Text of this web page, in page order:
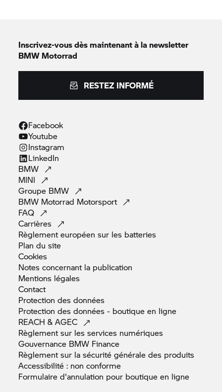
Inscrivez-vous dès maintenant à la newsletter
BMW Motorrad
RESTEZ INFORMÉ
Facebook
Youtube
Instagram
LinkedIn
BMW
MINI
Groupe BMW
BMW Motorrad Motorsport
FAQ
Carrières
Règlement européen sur les batteries
Plan dusite
Cookies
Notes concernant la publication
Mentions légales
Contact
Protection desdonnées
Protection des données - boutique en ligne
REACH &AGEC
Règlement sur les services numériques
Gouvernance BMW Finance
Règlement sur la sécurité générale des produits
Accessibilité : nonconforme
Formulaire d'annulation pour boutique en ligne